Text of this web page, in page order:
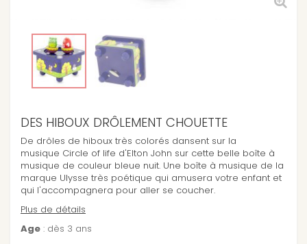
DES HIBOUX DRÔLEMENT CHOUETTE
De drôles de hiboux très colorés dansent sur la
musique Circle of life d'Elton John sur cette belle boîte à
musique de couleur bleue nuit. Une boîte à musique de la
marque Ulysse très poétique qui amusera votre enfant et
qui l'accompagnera pour aller se coucher.
Plus de détails
Age : dès 3 ans